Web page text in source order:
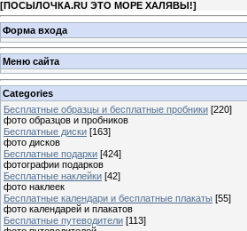
[ПОСЫЛОЧКА.RU ЭТО МОРЕ ХАЛЯВЫ!]
Форма входа
Меню сайта
Categories
Бесплатные образцы и бесплатные пробники [220]
фото образцов и пробников
Бесплатные диски [163]
фото дисков
Бесплатные подарки [424]
фотографии подарков
Бесплатные наклейки [42]
фото наклеек
Бесплатные календари и бесплатные плакаты [55]
фото календарей и плакатов
Бесплатные путеводители [113]